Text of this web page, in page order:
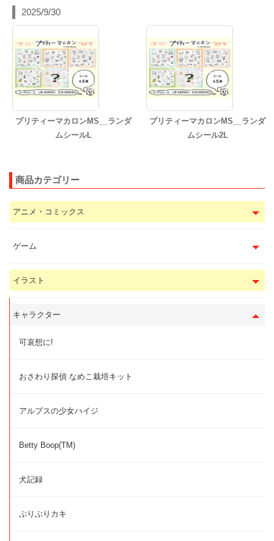
2025/9/30
プリティーマカロンMS__ランダ
ムシールL
プリティーマカロンMS__ランダ
ムシール2L
商品カテゴリー
アニメ・コミックス
ゲーム
イラスト
キャラクター
可哀想に!
おさわり探偵 なめこ栽培キット
アルプスの少女ハイジ
Betty Boop(TM)
犬記録
ぷりぷりカキ